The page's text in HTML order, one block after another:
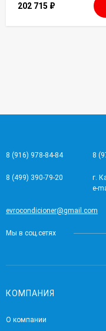
202 715 ₽
8 (916) 978-84-84 8
8 (499) 390-79-20
г.
e-
evrocondicioner@gmail.com
Мы в соц.сетях
КОМПАНИЯ
О компании